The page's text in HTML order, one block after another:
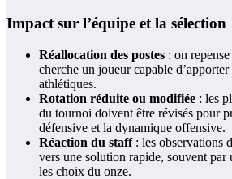
Impact sur l’équipe et la sélection
Réallocation des postes : on
cherche un joueur capable d’apporter
athlétiques.
Rotation réduite ou modifiée : les
du tournoi doivent être révisés pour
défensive et la dynamique offensive.
Réaction du staff: les observations
vers une solution rapide, souvent
les choix du onze.